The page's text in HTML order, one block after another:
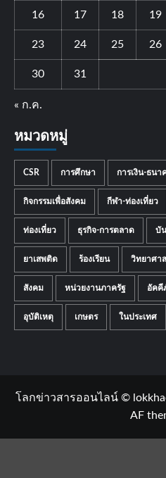
16 17 18 19
23 24 25 26
30 31
« ก.ค.
หมวดหมู่
CSR การศึกษา การเงิน-ธนา
กิจกรรมเพื่อสังคม กีฬา-ท่องเที่ยว
ท่องเที่ยว ธุรกิจ-การตลาด บั
ยาเสพติด ร้องเรียน วิทยาศา
สังคม หน่วยงานภาครัฐ อัคคี
อุบัติเหตุ เกษตร ในประเทศ
โลกข่าวสารออนไลน์ ©
AF